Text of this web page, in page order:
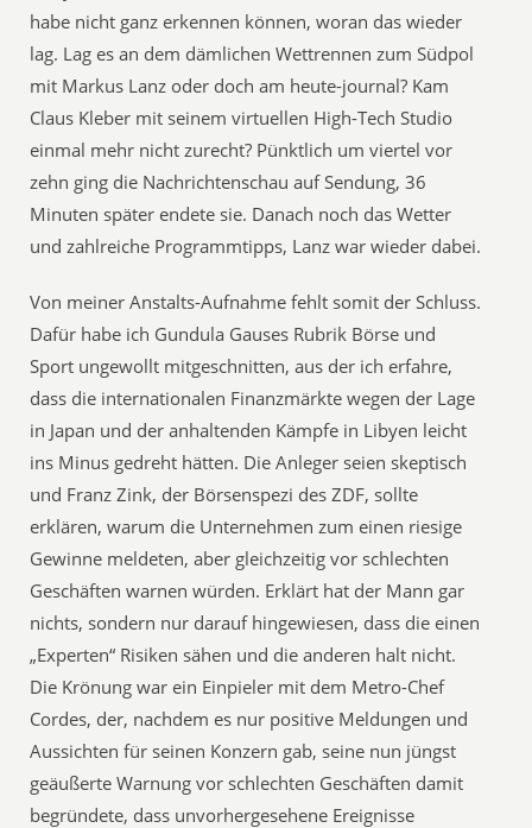
habe nicht ganz erkennen können, woran das wieder
lag. Lag es an dem dämlichen Wettrennen zum Südpol
mit Markus Lanz oder doch am heute-journal? Kam
Claus Kleber mit seinem virtuellen High-Tech Studio
einmal mehr nicht zurecht? Pünktlich um viertel vor
zehn ging die Nachrichtenschau auf Sendung, 36
Minuten später endete sie. Danach noch das Wetter
und zahlreiche Programmtipps, Lanz war wieder dabei.
Von meiner Anstalts-Aufnahme fehlt somit der Schluss.
Dafür habe ich Gundula Gauses Rubrik Börse und
Sport ungewollt mitgeschnitten, aus der ich erfahre,
dass die internationalen Finanzmärkte wegen der Lage
in Japan und der anhaltenden Kämpfe in Libyen leicht
ins Minus gedreht hätten. Die Anleger seien skeptisch
und Franz Zink, der Börsenspezi des ZDF, sollte
erklären, warum die Unternehmen zum einen riesige
Gewinne meldeten, aber gleichzeitig vor schlechten
Geschäften warnen würden. Erklärt hat der Mann gar
nichts, sondern nur darauf hingewiesen, dass die einen
„Experten“ Risiken sähen und die anderen halt nicht.
Die Krönung war ein Einpieler mit dem Metro-Chef
Cordes, der, nachdem es nur positive Meldungen und
Aussichten für seinen Konzern gab, seine nun jüngst
geäußerte Warnung vor schlechten Geschäften damit
begründete, dass unvorhergesehene Ereignisse